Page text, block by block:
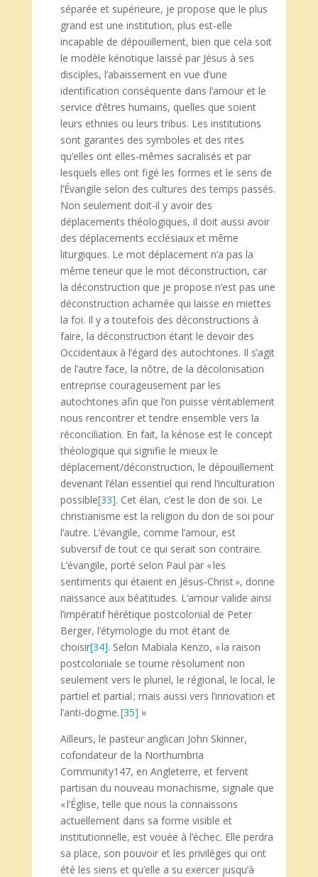
séparée et supérieure, je propose que le plus
grand est une institution, plus est-elle
incapable de dépouillement, bien que cela soit
le modèle kénotique laissé par Jésus à ses
disciples, l’abaissement en vue d’une
identification conséquente dans l’amour et le
service d’êtres humains, quelles que soient
leurs ethnies ou leurs tribus. Les institutions
sont garantes des symboles et des rites
qu’elles ont elles-mêmes sacralisés et par
lesquels elles ont figé les formes et le sens de
l’Évangile selon des cultures des temps passés.
Non seulement doit-il y avoir des
déplacements théologiques, il doit aussi avoir
des déplacements ecclésiaux et même
liturgiques. Le mot déplacement n’a pas la
même teneur que le mot déconstruction, car
la déconstruction que je propose n’est pas une
déconstruction acharnée qui laisse en miettes
la foi. Il y a toutefois des déconstructions à
faire, la déconstruction étant le devoir des
Occidentaux à l’égard des autochtones. Il s’agit
de l’autre face, la nôtre, de la décolonisation
entreprise courageusement par les
autochtones afin que l’on puisse véritablement
nous rencontrer et tendre ensemble vers la
réconciliation. En fait, la kénose est le concept
théologique qui signifie le mieux le
déplacement/déconstruction, le dépouillement
devenant l’élan essentiel qui rend l’inculturation
possible[33]. Cet élan, c’est le don de soi. Le
christianisme est la religion du don de soi pour
l’autre. L’évangile, comme l’amour, est
subversif de tout ce qui serait son contraire.
L’évangile, porté selon Paul par « les
sentiments qui étaient en Jésus-Christ », donne
naissance aux béatitudes. L’amour valide ainsi
l’impératif hérétique postcolonial de Peter
Berger, l’étymologie du mot étant de
choisir[34]. Selon Mabiala Kenzo, « la raison
postcoloniale se tourne résolument non
seulement vers le pluriel, le régional, le local, le
partiel et partial ; mais aussi vers l’innovation et
l’anti-dogme.[35] »
Ailleurs, le pasteur anglican John Skinner,
cofondateur de la Northumbria
Community147, en Angleterre, et fervent
partisan du nouveau monachisme, signale que
« l’Église, telle que nous la connaissons
actuellement dans sa forme visible et
institutionnelle, est vouée à l’échec. Elle perdra
sa place, son pouvoir et les privilèges qui ont
été les siens et qu’elle a su exercer jusqu’à